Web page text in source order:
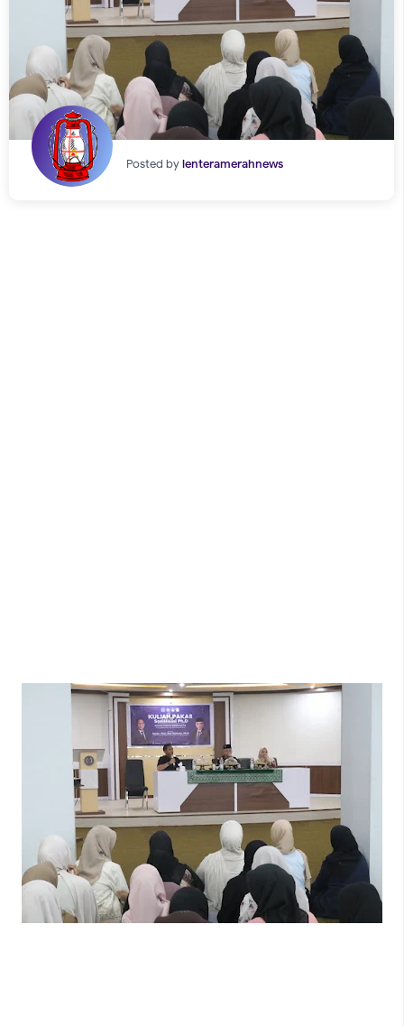
Posted bylenteramerahnews